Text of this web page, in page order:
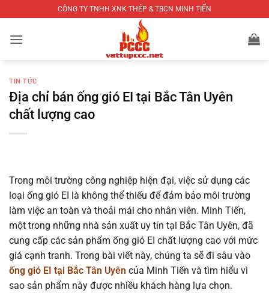
nội
CÔNG TY TNHH XNK THÉP & TBCN MINH TIẾN
TIN TỨC
Địa chỉ bán ống gió EI tại Bắc Tân Uyên
chất lượng cao
Trong môi trường công nghiệp hiện đại, việc sử dụng các
loại ống gió EI là không thể thiếu để đảm bảo môi trường
làm việc an toàn và thoải mái cho nhân viên. Minh Tiến,
một trong những nhà sản xuất uy tín tại Bắc Tân Uyên, đã
cung cấp các sản phẩm ống gió EI chất lượng cao với mức
giá cạnh tranh. Trong bài viết này, chúng ta sẽ đi sâu vào
ống gió EI tại Bắc Tân Uyên của Minh Tiến và tìm hiểu vì
sao sản phẩm này được nhiều khách hàng lựa chọn.